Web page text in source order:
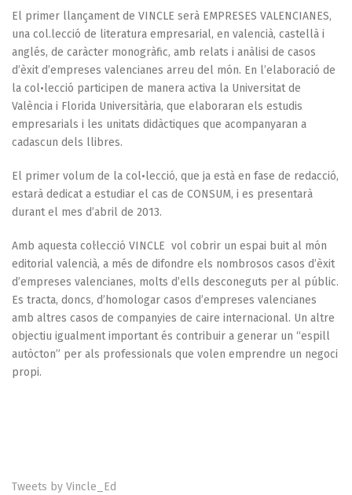
El primer llançament de VINCLE serà EMPRESES VALENCIANES,
una col.lecció de literatura empresarial, en valencià, castellà i
anglés, de caràcter monogràfic, amb relats i anàlisi de casos
d’èxit d’empreses valencianes arreu del món. En l’elaboració de
la col•lecció participen de manera activa la Universitat de
València i Florida Universitària, que elaboraran els estudis
empresarials i les unitats didàctiques que acompanyaran a
cadascun dels llibres.
El primer volum de la col•lecció, que ja està en fase de redacció,
estarà dedicat a estudiar el cas de CONSUM, i es presentarà
durant el mes d’abril de 2013.
Amb aquesta col·lecció VINCLE vol cobrir un espai buit al món
editorial valencià, a més de difondre els nombrosos casos d’èxit
d’empreses valencianes, molts d’ells desconeguts per al públic.
Es tracta, doncs, d’homologar casos d’empreses valencianes
amb altres casos de companyies de caire internacional. Un altre
objectiu igualment important és contribuir a generar un “espill
autòcton” per als professionals que volen emprendre un negoci
propi.
Tweets by Vincle_Ed